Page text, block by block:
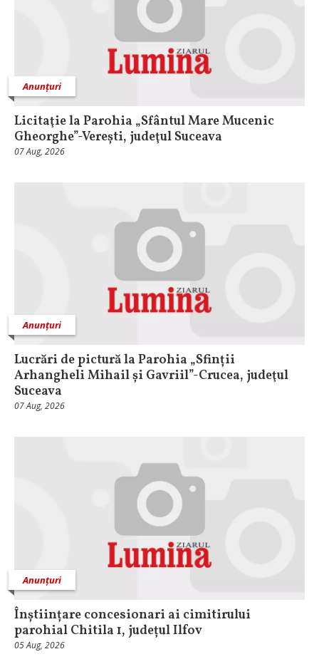
Anunțuri
Licitaţie la Parohia „Sfântul Mare Mucenic
Gheorghe”-Verești, judeţul Suceava
07 Aug, 2026
Anunțuri
Lucrări de pictură la Parohia „Sfinții
Arhangheli Mihail și Gavriil”-Crucea, judeţul
Suceava
07 Aug, 2026
Anunțuri
Înștiințare concesionari ai cimitirului
parohial Chitila 1, județul Ilfov
05 Aug, 2026